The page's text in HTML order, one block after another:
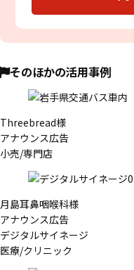
そのほかの活用事例
Threebread様
アナウンス広告
小売/専門店
月島耳鼻咽喉科様
アナウンス広告
デジタルサイネージ
医療/クリニック